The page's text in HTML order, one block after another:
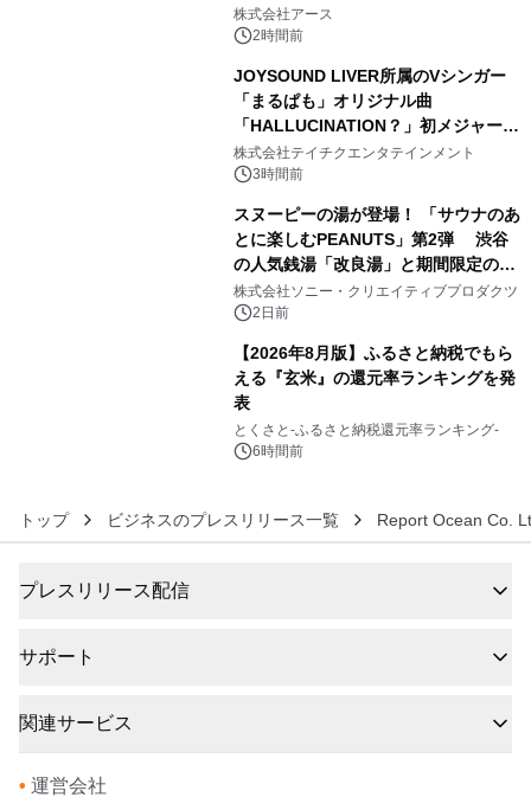
事例を株式会社アースが公開
株式会社アース
2時間前
JOYSOUND LIVER所属のVシンガー
「まるぱも」オリジナル曲
「HALLUCINATION？」初メジャー配
信リリース決定！
株式会社テイチクエンタテインメント
3時間前
スヌーピーの湯が登場！ 「サウナのあ
とに楽しむPEANUTS」第2弾 渋谷
の人気銭湯「改良湯」と期間限定のコ
ラボレーション サウナイキタイコラ
ボグッズも発売決定！
株式会社ソニー・クリエイティブプロダクツ
2日前
【2026年8月版】ふるさと納税でもら
える『玄米』の還元率ランキングを発
表
とくさと-ふるさと納税還元率ランキング-
6時間前
トップ ビジネスのプレスリリース一覧 Report Ocean Co.
プレスリリース配信
サポート
関連サービス
• 運営会社